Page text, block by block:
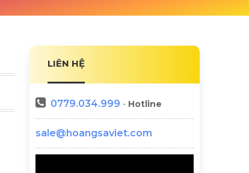
LIÊN HỆ
0779.034.999 - Hotline
sale@hoangsaviet.com